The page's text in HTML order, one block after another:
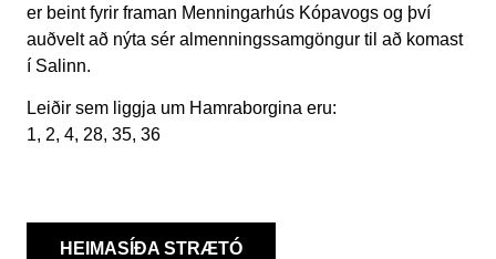
er beint fyrir framan Menningarhús Kópavogs og því
auðvelt að nýta sér almenningssamgöngur til að komast
í Salinn.
Leiðir sem liggja um Hamraborgina eru:
1, 2, 4, 28, 35, 36
HEIMASÍÐA STRÆTÓ